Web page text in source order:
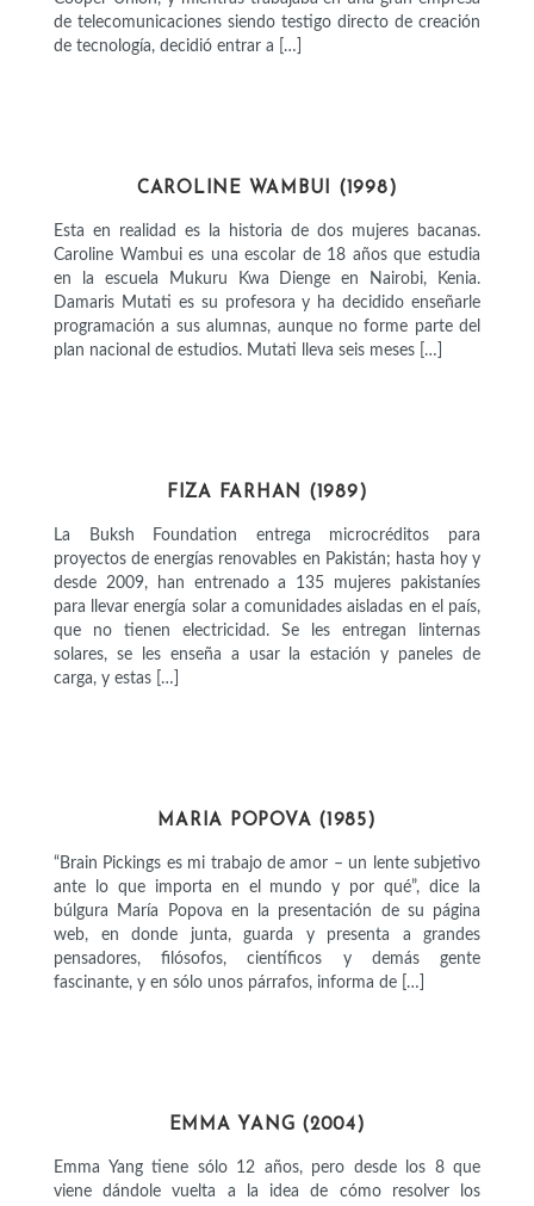
de telecomunicaciones siendo testigo directo de creación
de tecnología, decidió entrar a […]
CAROLINE WAMBUI (1998)
Esta en realidad es la historia de dos mujeres bacanas.
Caroline Wambui es una escolar de 18 años que estudia
en la escuela Mukuru Kwa Dienge en Nairobi, Kenia.
Damaris Mutati es su profesora y ha decidido enseñarle
programación a sus alumnas, aunque no forme parte del
plan nacional de estudios. Mutati lleva seis meses […]
FIZA FARHAN (1989)
La Buksh Foundation entrega microcréditos para
proyectos de energías renovables en Pakistán; hasta hoy y
desde 2009, han entrenado a 135 mujeres pakistaníes
para llevar energía solar a comunidades aisladas en el país,
que no tienen electricidad. Se les entregan linternas
solares, se les enseña a usar la estación y paneles de
carga, y estas […]
MARIA POPOVA (1985)
“Brain Pickings es mi trabajo de amor – un lente subjetivo
ante lo que importa en el mundo y por qué”, dice la
búlgura María Popova en la presentación de su página
web, en donde junta, guarda y presenta a grandes
pensadores, filósofos, científicos y demás gente
fascinante, y en sólo unos párrafos, informa de […]
EMMA YANG (2004)
Emma Yang tiene sólo 12 años, pero desde los 8 que
viene dándole vuelta a la idea de cómo resolver los